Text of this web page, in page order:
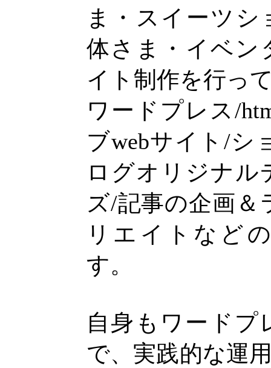
ま・スイーツシ
体さま・イベン
イト制作を行っ
ワードプレス/
ブwebサイト/シ
ログオリジナル
ズ/記事の企画
リエイトなど
す。
自身もワードプ
で、実践的な運